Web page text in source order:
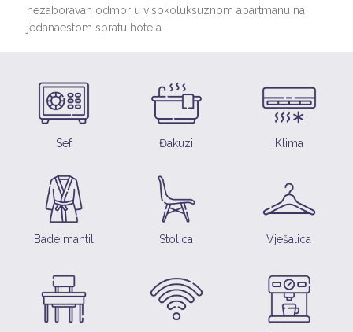
nezaboravan odmor u visokoluksuznom apartmanu na
jedanaestom spratu hotela.
Sef Đakuzi Klima
Bade mantil Stolica Vješalica